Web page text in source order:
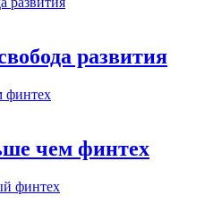
развития
чем финтех